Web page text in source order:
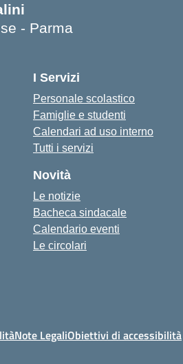
- Parma
I Servizi
Personale scolastico
Famiglie e studenti
Calendari ad uso interno
Tutti i servizi
Novità
Le notizie
Bacheca sindacale
Calendario eventi
Le circolari
Note LegaliObiettivi di accessibilità